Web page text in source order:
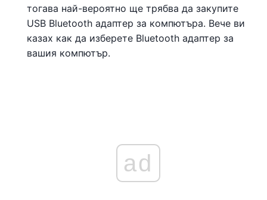
тогава най-вероятно ще трябва да закупите
USB Bluetooth адаптер за компютъра. Вече ви
казах как да изберете Bluetooth адаптер за
вашия компютър.
ad